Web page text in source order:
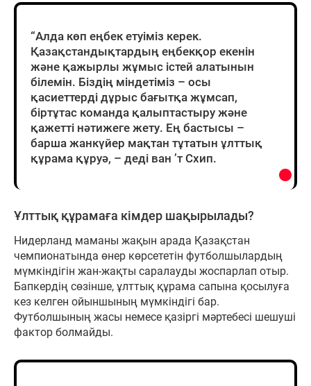
“Алда көп еңбек етуіміз керек.
Қазақстандықтардың еңбекқор екенін
және қажырлы жұмыс істей алатынын
білемін. Біздің міндетіміз – осы
қасиеттерді дұрыс бағытқа жұмсап,
біртұтас команда қалыптастыру және
қажетті нәтижеге жету. Ең бастысы –
барша жанкүйер мақтан тұтатын ұлттық
құрама құруә, – деді ван ’т Схип.
Ұлттық құрамаға кімдер шақырылады?
Нидерланд маманы жақын арада Қазақстан
чемпионатында өнер көрсететін футболшылардың
мүмкіндігін жан-жақты саралауды жоспарлап отыр.
Бапкердің сөзінше, ұлттық құрама сапына қосылуға
кез келген ойыншының мүмкіндігі бар.
Футболшының жасы немесе қазіргі мәртебесі шешуші
фактор болмайды.